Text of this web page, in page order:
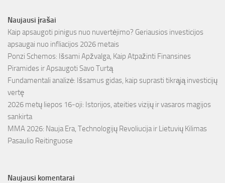
Naujausi įrašai
Kaip apsaugoti pinigus nuo nuvertėjimo? Geriausios investicijos
apsaugai nuo infliacijos 2026 metais
Ponzi Schemos: Išsami Apžvalga, Kaip Atpažinti Finansines
Piramides ir Apsaugoti Savo Turtą
Fundamentali analizė: Išsamus gidas, kaip suprasti tikrąją investicijų
vertę
2026 metų liepos 16-oji: Istorijos, ateities vizijų ir vasaros magijos
sankirta
MMA 2026: Nauja Era, Technologijų Revoliucija ir Lietuvių Kilimas
Pasaulio Reitinguose
Naujausi komentarai